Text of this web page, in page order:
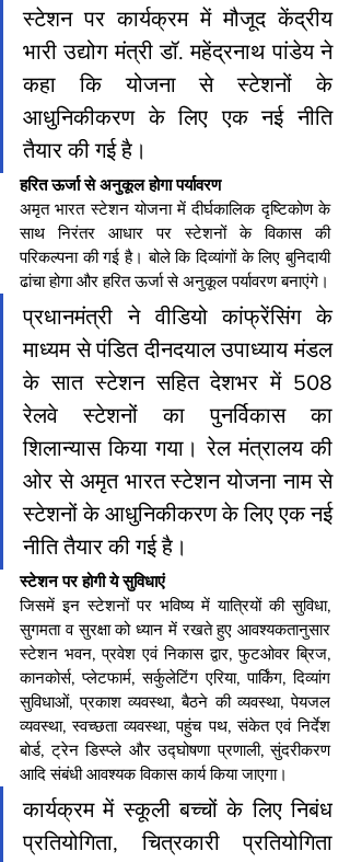
स्टेशन पर कार्यक्रम में मौजूद केंद्रीय
भारी उद्योग मंत्री डॉ. महेंद्रनाथ पांडेय ने
कहा कि योजना से स्टेशनों के
आधुनिकीकरण के लिए एक नई नीति
तैयार की गई है।
हरित ऊर्जा से अनुकूल होगा पर्यावरण
अमृत भारत स्टेशन योजना में दीर्घकालिक दृष्टिकोण के
साथ निरंतर आधार पर स्टेशनों के विकास की
परिकल्पना की गई है। बोले कि दिव्यांगों के लिए बुनिदायी
ढांचा होगा और हरित ऊर्जा से अनुकूल पर्यावरण बनाएंगे।
प्रधानमंत्री ने वीडियो कांफ्रेंसिंग के
माध्यम से पंडित दीनदयाल उपाध्याय मंडल
के सात स्टेशन सहित देशभर में 508
रेलवे स्टेशनों का पुनर्विकास का
शिलान्यास किया गया। रेल मंत्रालय की
ओर से अमृत भारत स्टेशन योजना नाम से
स्टेशनों के आधुनिकीकरण के लिए एक नई
नीति तैयार की गई है।
स्टेशन पर होगी ये सुविधाएं
जिसमें इन स्टेशनों पर भविष्य में यात्रियों की सुविधा,
सुगमता व सुरक्षा को ध्यान में रखते हुए आवश्यकतानुसार
स्टेशन भवन, प्रवेश एवं निकास द्वार, फुटओवर ब्रिज,
कानकोर्स, प्लेटफार्म, सर्कुलेटिंग एरिया, पार्किंग, दिव्यांग
सुविधाओं, प्रकाश व्यवस्था, बैठने की व्यवस्था, पेयजल
व्यवस्था, स्वच्छता व्यवस्था, पहुंच पथ, संकेत एवं निर्देश
बोर्ड, ट्रेन डिस्प्ले और उद्घोषणा प्रणाली, सुंदरीकरण
आदि संबंधी आवश्यक विकास कार्य किया जाएगा।
कार्यक्रम में स्कूली बच्चों के लिए निबंध
प्रतियोगिता, चित्रकारी प्रतियोगिता